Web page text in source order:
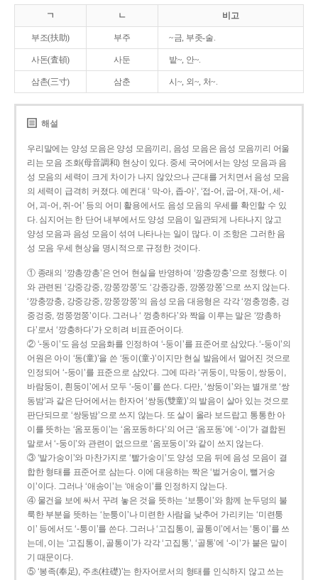
ㄱ ㄴ 비고
부조(扶助) 부주 ~금, 부좃-술.
사돈(査頓) 사둔 밭~, 안~.
삼촌(三寸) 삼춘 시~, 외~, 처~.
해설
우리말에는 양성 모음은 양성 모음끼리, 음성 모음은 음성 모음끼리 어울
리는 모음 조화(母音調和) 현상이 있다. 중세 국어에서는 양성 모음과 음
성 모음의 세력이 크게 차이가 나지 않았으나 근대를 거치면서 음성 모음
의 세력이 급격히 커졌다. 예컨대 ‘ 막-아, 좁-아’, ‘접-어, 굽-어, 재-어, 세-
어, 괴-어, 쥐-어’ 등의 어미 활용에서도 음성 모음의 우세를 확인할 수 있
다. 심지어는 한 단어 내부에서도 양성 모음이 일관되게 나타나지 않고
양성 모음과 음성 모음이 섞여 나타나는 일이 많다. 이 조항은 그러한 음
성 모음 우세 현상을 명시적으로 규정한 것이다.
① 종래의 ‘깡총깡총’은 언어 현실을 반영하여 ‘깡충깡충’으로 정했다. 이
와 관련된 ‘강중강중, 깡쭝깡쭝’도 ‘강종강종, 깡쫑깡쫑’으로 쓰지 않는다.
‘깡충깡충, 강중강중, 깡쭝깡쭝’의 음성 모음 대응형은 각각 ‘껑충껑충, 겅
중겅중, 껑쭝껑쭝’이다. 그러나 ‘ 껑충하다’와 짝을 이루는 말은 ‘깡총하
다’로서 ‘깡충하다’가 오히려 비표준어이다.
② ‘-동이’도 음성 모음화를 인정하여 ‘-둥이’를 표준어로 삼았다. ‘-둥이’의
어원은 아이 ‘동(童)’을 쓴 ‘동이(童-)’이지만 현실 발음에서 멀어진 것으로
인정되어 ‘-둥이’를 표준으로 삼았다. 그에 따라 ‘귀둥이, 막둥이, 쌍둥이,
바람둥이, 흰둥이’에서 모두 ‘-둥이’를 쓴다. 다만, ‘쌍둥이’와는 별개로 ‘쌍
동밤’과 같은 단어에서는 한자어 ‘쌍동(雙童)’의 발음이 살아 있는 것으로
판단되므로 ‘쌍둥밤’으로 쓰지 않는다. 또 살이 올라 보드랍고 통통한 아
이를 뜻하는 ‘옴포동이’는 ‘옴포동하다’의 어근 ‘옴포동’에 ‘-이’가 결합된
말로서 ‘-둥이’와 관련이 없으므로 ‘옴포둥이’와 같이 쓰지 않는다.
③ ‘발가숭이’와 마찬가지로 ‘빨가숭이’도 양성 모음 뒤에 음성 모음이 결
합한 형태를 표준어로 삼는다. 이에 대응하는 짝은 ‘벌거숭이, 뻘거숭
이’이다. 그러나 ‘애송이’는 ‘애숭이’를 인정하지 않는다.
④ 물건을 보에 싸서 꾸려 놓은 것을 뜻하는 ‘보퉁이’와 함께 눈두덩의 불
룩한 부분을 뜻하는 ‘눈퉁이’나 미련한 사람을 낮추어 가리키는 ‘미련퉁
이’ 등에서도 ‘-퉁이’를 쓴다. 그러나 ‘고집통이, 골통이’에서는 ‘통이’를 쓰
는데, 이는 ‘고집통이, 골통이’가 각각 ‘고집통’, ‘골통’에 ‘-이’가 붙은 말이
기 때문이다.
⑤ ‘봉족(奉足), 주초(柱礎)’는 한자어로서의 형태를 인식하지 않고 쓰는